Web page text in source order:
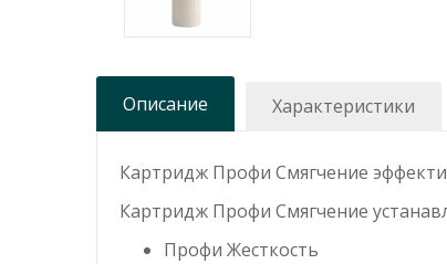
Описание Характеристики
Картридж Профи Смягчение
Картридж Профи Смягчение
Профи Жесткость